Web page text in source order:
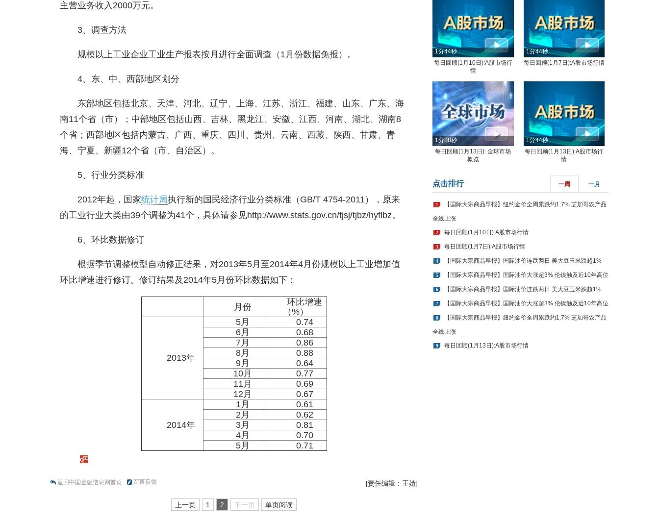
主营业务收入2000万元。
3、调查方法
规模以上工业企业工业生产报表按月进行全面调查（1月份数据免报）。
4、东、中、西部地区划分
东部地区包括北京、天津、河北、辽宁、上海、江苏、浙江、福建、山东、广东、海
南11个省（市）；中部地区包括山西、吉林、黑龙江、安徽、江西、河南、湖北、湖南8
个省；西部地区包括内蒙古、广西、重庆、四川、贵州、云南、西藏、陕西、甘肃、青
海、宁夏、新疆12个省（市、自治区）。
5、行业分类标准
2012年起，国家统计局执行新的国民经济行业分类标准（GB/T 4754-2011），原来
的工业行业大类由39个调整为41个，具体请参见http://www.stats.gov.cn/tjsj/tjbz/hyflbz。
6、环比数据修订
根据季节调整模型自动修正结果，对2013年5月至2014年4月份规模以上工业增加值
环比增速进行修订。修订结果及2014年5月份环比数据如下：
月份
环比增速
（%）
2013年
5月
0.74
6月
0.68
7月
0.86
8月
0.88
9月
0.64
10月
0.77
11月
0.69
12月
0.67
2014年
1月
0.61
2月
0.62
3月
0.81
4月
0.70
5月
0.71
返回中国金融信息网首页 留言反馈 [责任编辑：王婧]
上一页 1 2 下一页 单页阅读
1分44秒
每日回顾(1月10日):A股市场行
情
1分44秒
每日回顾(1月7日):A股市场行情
1分18秒
每日回顾(1月13日): 全球市场
概览
1分44秒
每日回顾(1月13日):A股市场行
情
点击排行 一周 一月
1 【国际大宗商品早报】纽约金价全周累跌约1.7% 芝加哥农产品
全线上涨
2 每日回顾(1月10日):A股市场行情
3 每日回顾(1月7日):A股市场行情
4 【国际大宗商品早报】国际油价连跌两日 美大豆玉米跌超1%
5 【国际大宗商品早报】国际油价大涨超3% 伦镍触及近10年高位
6 【国际大宗商品早报】国际油价连跌两日 美大豆玉米跌超1%
7 【国际大宗商品早报】国际油价大涨超3% 伦镍触及近10年高位
8 【国际大宗商品早报】纽约金价全周累跌约1.7% 芝加哥农产品
全线上涨
9 每日回顾(1月13日):A股市场行情